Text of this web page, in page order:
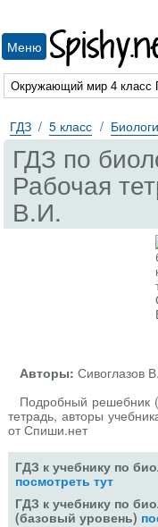
Меню
ГДЗ 5 класс
ГДЗ по
Рабочая
В.И.
Авторы: Сивоглазов
Подробный решебник
тетрадь, авторы
от Спиши.нет
ГДЗ к учебнику по
посмотреть тут
ГДЗ к учебнику по
(базовый уровень)